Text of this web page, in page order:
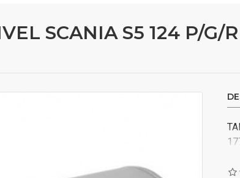
SCANIA S5 124 P/